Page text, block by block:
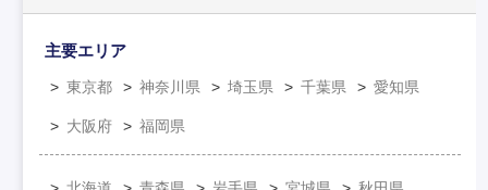
主要エリア
東京都 神奈川県 埼玉県 千葉県 愛知県
大阪府 福岡県